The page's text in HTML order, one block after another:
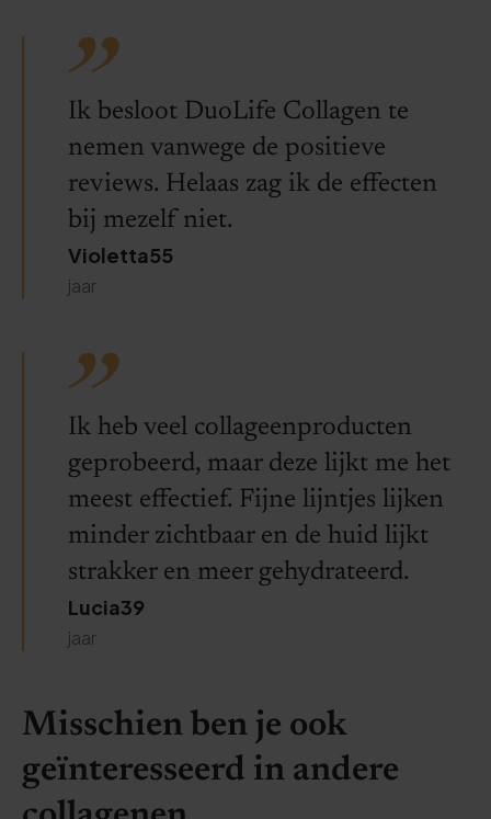
Ik besloot DuoLife Collagen te
nemen vanwege de positieve
reviews. Helaas zag ik de effecten
bij mezelf niet.
Violetta55
jaar
Ik heb veel collageenproducten
geprobeerd, maar deze lijkt me het
meest effectief. Fijne lijntjes lijken
minder zichtbaar en de huid lijkt
strakker en meer gehydrateerd.
Lucia39
jaar
Misschien ben je ook
geïnteresseerd in andere